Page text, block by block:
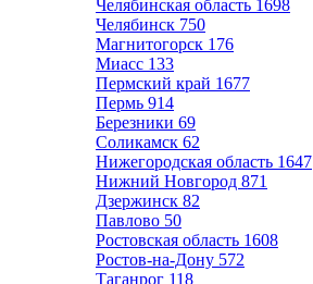
Челябинская область 1698
Челябинск 750
Магнитогорск 176
Миасс 133
Пермский край 1677
Пермь 914
Березники 69
Соликамск 62
Нижегородская область 1647
Нижний Новгород 871
Дзержинск 82
Павлово 50
Ростовская область 1608
Ростов-на-Дону 572
Таганрог 118